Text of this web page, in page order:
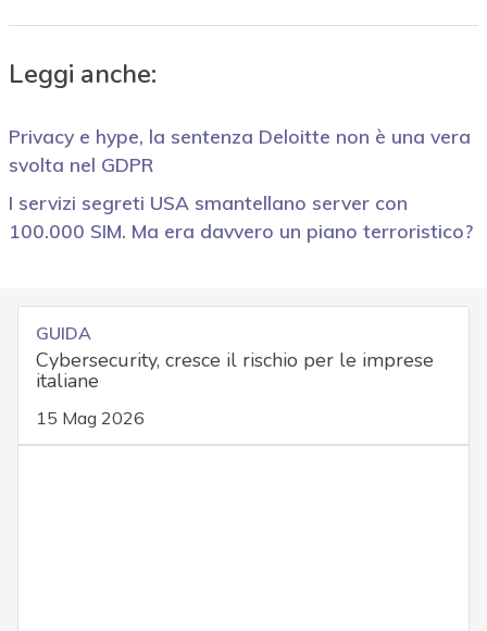
Leggi anche:
Privacy e hype, la sentenza Deloitte non è una vera
svolta nel GDPR
I servizi segreti USA smantellano server con
100.000 SIM. Ma era davvero un piano terroristico?
GUIDA
Cybersecurity, cresce il rischio per le imprese
italiane
15 Mag 2026